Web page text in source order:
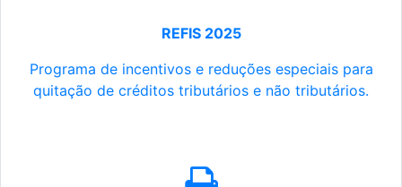
REFIS 2025
Programa de incentivos e reduções especiais para
quitação de créditos tributários e não tributários.